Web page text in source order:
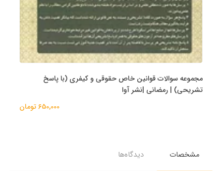
مجموعه سوالات قوانین خاص حقوقی و کیفری (با پاسخ
تشریحی) | رمضانی |نشر آوا
650,000 تومان
مشخصات دیدگاه‌ها